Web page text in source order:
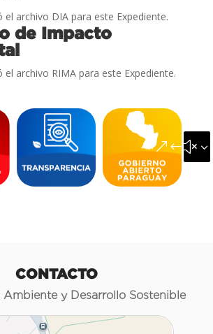
archivo DIA para este Expediente.
de Impacto
archivo RIMA para este Expediente.
CONTACTO
Ambiente y Desarrollo Sostenible